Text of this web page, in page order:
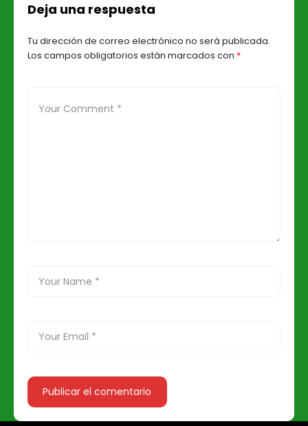
Deja una respuesta
Tu dirección de correo electrónico no será publicada.
Los campos obligatorios están marcados con *